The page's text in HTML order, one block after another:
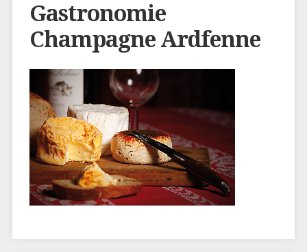
Gastronomie
Champagne Ardfenne